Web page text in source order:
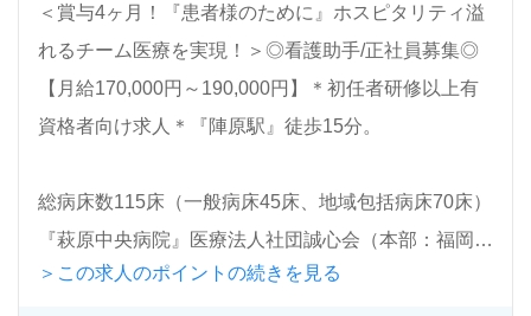
＜賞与4ヶ月！『患者様のために』ホスピタリティ溢
れるチーム医療を実現！＞◎看護助手/正社員募集◎
【月給170,000円～190,000円】＊初任者研修以上有
資格者向け求人＊『陣原駅』徒歩15分。
総病床数115床（一般病床45床、地域包括病床70床）
『萩原中央病院』医療法人社団誠心会（本部：福岡県
北九州市）様の運営です。福岡県を中心に循環器、心
＞この求人のポイントの続きを見る